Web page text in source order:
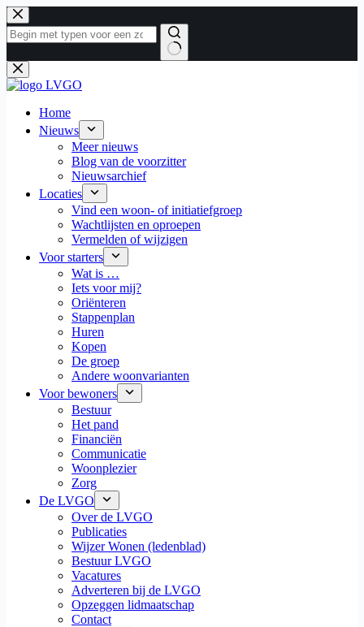
Ga
naar
de
Geen
resultaten
Home
Nieuws
Meer nieuws
Blog van de voorzitter
Nieuwsarchief
Locaties
Vind een woon- of initiatiefgroep
Wachtlijsten en oproepen
Vermelden of wijzigen
Voor starters
Wat is …
Iets voor mij?
Oriënteren
Stappenplan
Huren
Kopen
De groep
Andere woonvarianten
Voor bewoners
Bestuur
Het pand
Financiën
Communicatie
Woonplezier
Zorg
De LVGO
Over de LVGO
Publicaties
Wijzer Wonen (ledenblad)
Bestuur LVGO
Vacatures
Adverteren bij de LVGO
Opzeggen lidmaatschap
Contact